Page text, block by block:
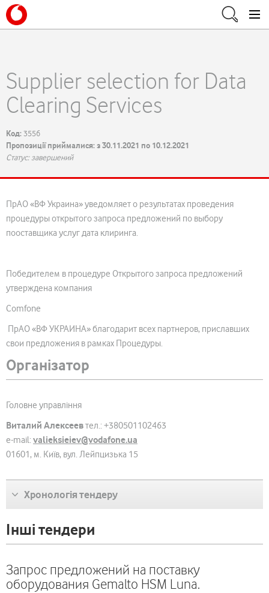
Supplier selection for Data
Clearing Services
Код:3556
Пропозиції приймалися: з 30.11.2021 по 10.12.2021
Статус: завершений
ПрАО «ВФ Украина» уведомляет о результатах проведения
процедуры открытого запроса предложений по выбору
пооставщика услуг дата клиринга.
Победителем в процедуре Открытого запроса предложений
утверждена компания
Comfone
ПрАО «ВФ УКРАИНА» благодарит всех партнеров, приславших
свои предложения в рамках Процедуры.
Організатор
Головне управління
Виталий Алексеевтел.: +380501102463
e-mail: valieksieiev@vodafone.ua
01601, м. Київ, вул. Лейпцизька 15
Хронологія тендеру
Інші тендери
Запрос предложений на поставку
оборудования Gemalto HSM Luna.